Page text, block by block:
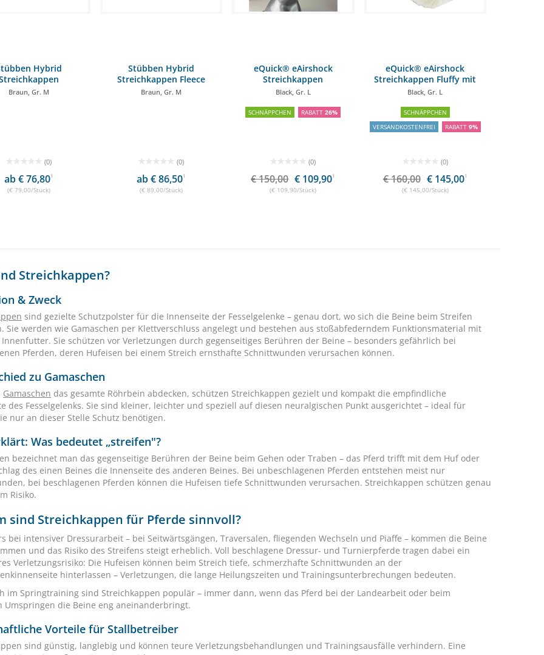
Hybrid
Braun, Gr. M
(0)
ab € 76,801
(€ 79,00/Stück)
Stübben Hybrid
Streichkappen Fleece
Braun, Gr. M
(0)
ab € 86,501
(€ 89,00/Stück)
eQuick® eAirshock
Streichkappen
Black, Gr. L
SCHNÄPPCHEN RABATT26%
(0)
€ 150,00 € 109,901
(€ 109,90/Stück)
eQuick® eAirshock
Streichkappen Fluffy mit
Kunstfell
Black, Gr. L
SCHNÄPPCHEN
VERSANDKOSTENFREI
RABATT 9%
(0)
€ 160,00 € 145,001
(€ 145,00/Stück)
Streichkappen?
& Zweck
sind gezielte Schutzpolster für die Innenseite der Fesselgelenke – genau dort, wo sich die Beine beim Streifen
Sie werden wie Gamaschen per Klettverschluss angelegt und bestehen aus stoßabfederndem Funktionsmaterial mit
Sie schützen vor Verletzungen durch gegenseitiges Berühren der Beine – besonders gefährlich bei
Pferden, deren Hufeisen bei einem Streich ernsthafte Schnittwunden verursachen können.
zu Gamaschen
Gamaschen das gesamte Röhrbein abdecken, schützen Streichkappen gezielt und kompakt die empfindliche
des Fesselgelenks. Sie sind kleiner, leichter und speziell auf diesen neuralgischen Punkt ausgerichtet – ideal für
nur an dieser Stelle Schutz benötigen.
Was bedeutet „streifen"?
bezeichnet man das gegenseitige Berühren der Beine beim Gehen oder Traben – das Pferd trifft mit dem Huf oder
des einen Beines die Innenseite des anderen Beines. Bei unbeschlagenen Pferden entstehen meist nur
bei beschlagenen Pferden können die Hufeisen tiefe Schnittwunden verursachen. Streichkappen schützen genau
Risiko.
sind Streichkappen für Pferde sinnvoll?
bei intensiver Dressurarbeit – bei Seitwärtsgängen, Traversalen, fliegenden Wechseln und Piaffe – kommen die Beine
und das Risiko des Streifens steigt erheblich. Voll beschlagene Dressur- und Turnierpferde tragen dabei ein
Verletzungsrisiko: Die Hufeisen können beim Streich tiefe, schmerzhafte Schnittwunden an der
hinterlassen – Verletzungen, die lange Heilungszeiten und Trainingsunterbrechungen bedeuten.
im Springtraining sind Streichkappen populär – immer dann, wenn das Pferd bei der Landearbeit oder beim
Umspringen die Beine eng aneinanderbringt.
Vorteile für Stallbetreiber
sind günstig, langlebig und können teure Verletzungsbehandlungen und Trainingsausfälle verhindern. Eine